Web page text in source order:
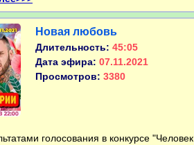
Новая любовь
Длительность: 45:05
Дата эфира: 07.11.2021
Просмотров: 3380
голосования в конкурсе "Человек